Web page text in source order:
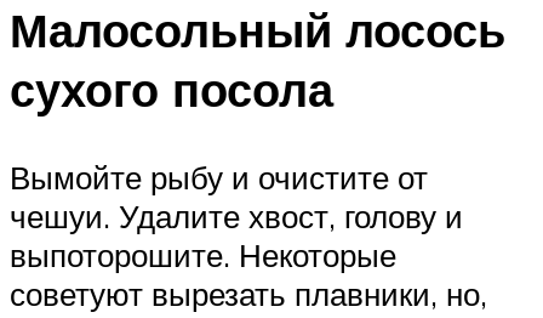
Малосольный лосось
сухого посола
Вымойте рыбу и очистите от
чешуи. Удалите хвост, голову и
выпоторошите. Некоторые
советуют вырезать плавники, но,